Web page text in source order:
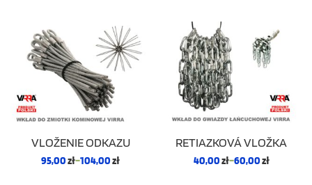
VLOŽENIE ODKAZU
95,00zł–104,00zł
RETIAZKOVÁ VLOŽKA
40,00zł–60,00zł